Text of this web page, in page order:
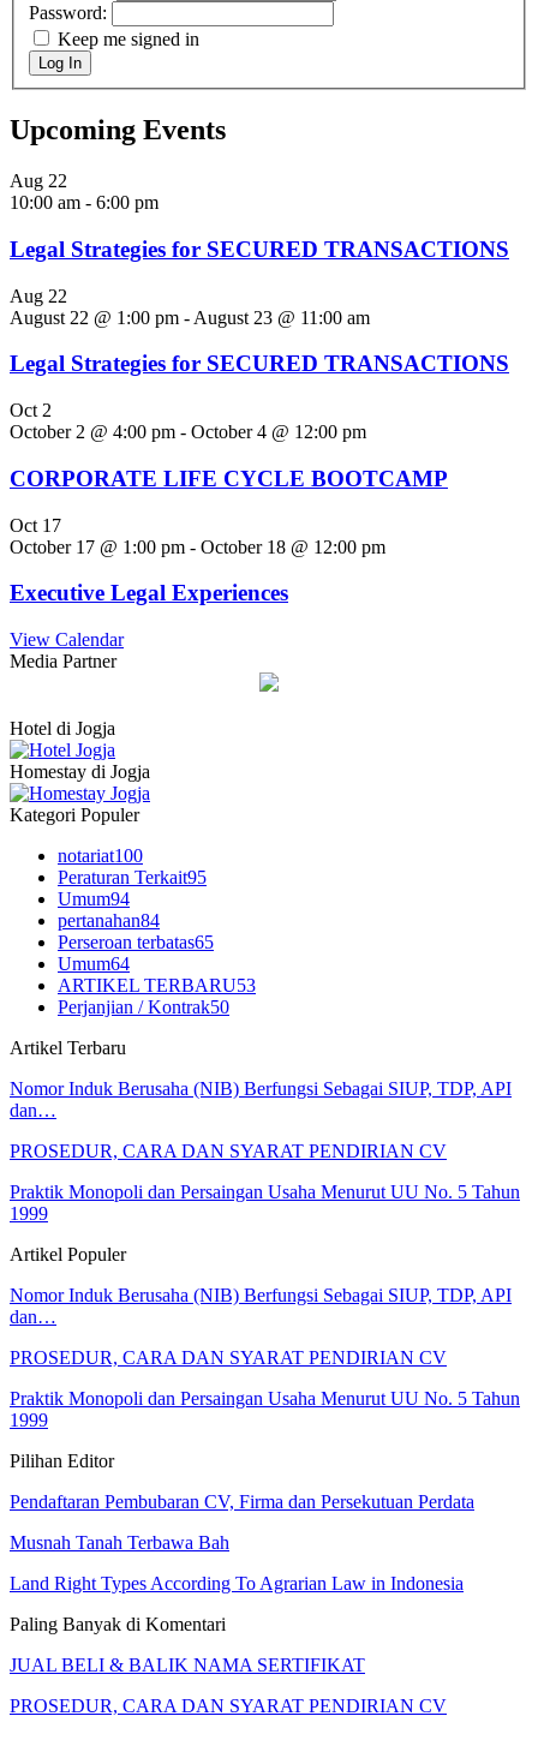
Password:
Keep me signed in
Log In
Upcoming Events
Aug 22
10:00 am - 6:00 pm
Legal Strategies for SECURED TRANSACTIONS
Aug 22
August 22 @ 1:00 pm - August 23 @ 11:00 am
Legal Strategies for SECURED TRANSACTIONS
Oct 2
October 2 @ 4:00 pm - October 4 @ 12:00 pm
CORPORATE LIFE CYCLE BOOTCAMP
Oct 17
October 17 @ 1:00 pm - October 18 @ 12:00 pm
Executive Legal Experiences
View Calendar
Media Partner
Hotel di Jogja
Homestay di Jogja
Kategori Populer
notariat100
Peraturan Terkait95
Umum94
pertanahan84
Perseroan terbatas65
Umum64
ARTIKEL TERBARU53
Perjanjian / Kontrak50
Artikel Terbaru
Nomor Induk Berusaha (NIB) Berfungsi Sebagai SIUP, TDP, API
dan…
PROSEDUR, CARA DAN SYARAT PENDIRIAN CV
Praktik Monopoli dan Persaingan Usaha Menurut UU No. 5 Tahun
1999
Artikel Populer
Nomor Induk Berusaha (NIB) Berfungsi Sebagai SIUP, TDP, API
dan…
PROSEDUR, CARA DAN SYARAT PENDIRIAN CV
Praktik Monopoli dan Persaingan Usaha Menurut UU No. 5 Tahun
1999
Pilihan Editor
Pendaftaran Pembubaran CV, Firma dan Persekutuan Perdata
Musnah Tanah Terbawa Bah
Land Right Types According To Agrarian Law in Indonesia
Paling Banyak di Komentari
JUAL BELI & BALIK NAMA SERTIFIKAT
PROSEDUR, CARA DAN SYARAT PENDIRIAN CV